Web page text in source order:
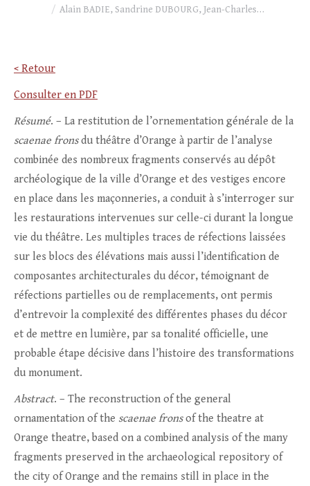
Alain BADIE, Sandrine DUBOURG, Jean-Charles…
< Retour
Consulter en PDF
Résumé. – La restitution de l’ornementation générale de la
scaenae fronsdu théâtre d’Orange à partir de l’analyse
combinée des nombreux fragments conservés au dépôt
archéologique de la ville d’Orange et des vestiges encore
en place dans les maçonneries, a conduit à s’interroger sur
les restaurations intervenues sur celle-ci durant la longue
vie du théâtre. Les multiples traces de réfections laissées
sur les blocs des élévations mais aussi l’identification de
composantes architecturales du décor, témoignant de
réfections partielles ou de remplacements, ont permis
d’entrevoir la complexité des différentes phases du décor
et de mettre en lumière, par sa tonalité officielle, une
probable étape décisive dans l’histoire des transformations
du monument.
Abstract. – The reconstruction of the general
ornamentation of the scaenae fronsof the theatre at
Orange theatre, based on a combined analysis of the many
fragments preserved in the archaeological repository of
the city of Orange and the remains still in place in the